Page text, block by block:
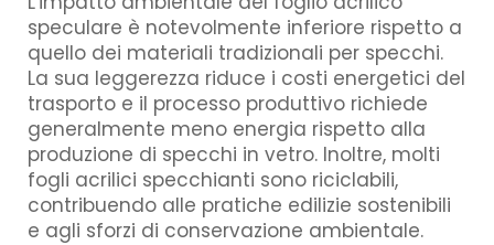
speculare è notevolmente inferiore rispetto a
quello dei materiali tradizionali per specchi.
La sua leggerezza riduce i costi energetici del
trasporto e il processo produttivo richiede
generalmente meno energia rispetto alla
produzione di specchi in vetro. Inoltre, molti
fogli acrilici specchianti sono riciclabili,
contribuendo alle pratiche edilizie sostenibili
e agli sforzi di conservazione ambientale.